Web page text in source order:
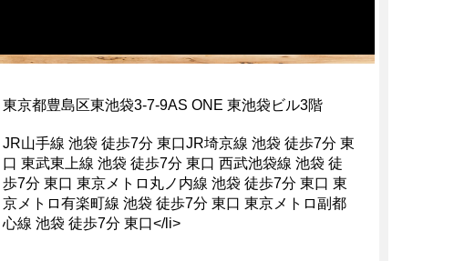
東京都豊島区東池袋3-7-9AS ONE 東池袋ビル3階
JR山手線 池袋 徒歩7分 東口JR埼京線 池袋 徒歩7分 東
口 東武東上線 池袋 徒歩7分 東口 西武池袋線 池袋 徒
歩7分 東口 東京メトロ丸ノ内線 池袋 徒歩7分 東口 東
京メトロ有楽町線 池袋 徒歩7分 東口 東京メトロ副都
心線 池袋 徒歩7分 東口</li>